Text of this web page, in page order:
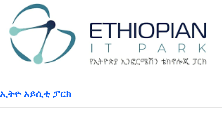
ኢትዮ አይሲቲ ፓርክ